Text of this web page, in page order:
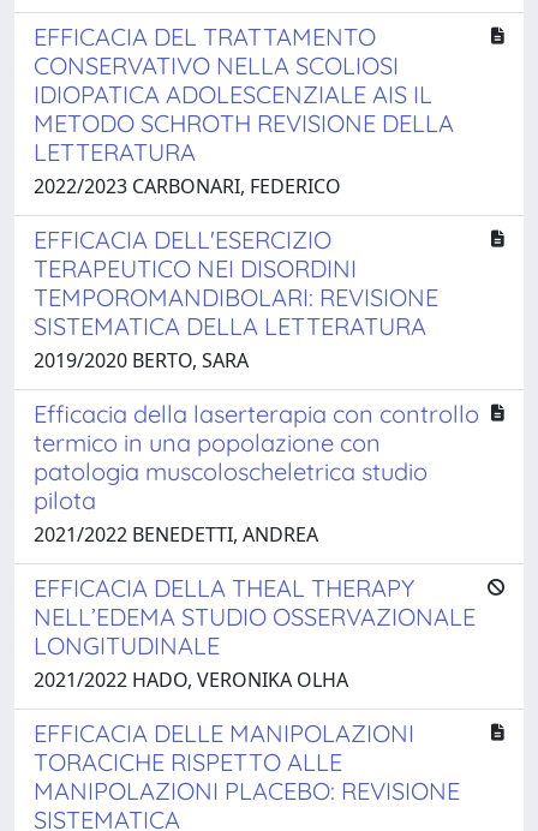
EFFICACIA DEL TRATTAMENTO
CONSERVATIVO NELLA SCOLIOSI
IDIOPATICA ADOLESCENZIALE AIS IL
METODO SCHROTH REVISIONE DELLA
LETTERATURA
2022/2023 CARBONARI, FEDERICO
EFFICACIA DELL'ESERCIZIO
TERAPEUTICO NEI DISORDINI
TEMPOROMANDIBOLARI: REVISIONE
SISTEMATICA DELLA LETTERATURA
2019/2020 BERTO, SARA
Efficacia della laserterapia con controllo
termico in una popolazione con
patologia muscoloscheletrica studio
pilota
2021/2022 BENEDETTI, ANDREA
EFFICACIA DELLA THEAL THERAPY
NELL’EDEMA STUDIO OSSERVAZIONALE
LONGITUDINALE
2021/2022 HADO, VERONIKA OLHA
EFFICACIA DELLE MANIPOLAZIONI
TORACICHE RISPETTO ALLE
MANIPOLAZIONI PLACEBO: REVISIONE
SISTEMATICA